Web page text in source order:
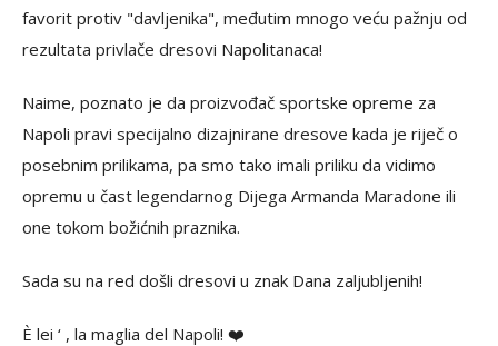
favorit protiv "davljenika", međutim mnogo veću pažnju od
rezultata privlače dresovi Napolitanaca!
Naime, poznato je da proizvođač sportske opreme za
Napoli pravi specijalno dizajnirane dresove kada je riječ o
posebnim prilikama, pa smo tako imali priliku da vidimo
opremu u čast legendarnog Dijega Armanda Maradone ili
one tokom božićnih praznika.
Sada su na red došli dresovi u znak Dana zaljubljenih!
È lei ‘ , la maglia del Napoli! ❤️‍